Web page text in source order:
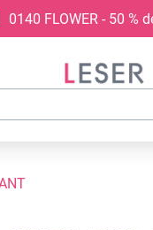
0140 FLOWER - 50 %